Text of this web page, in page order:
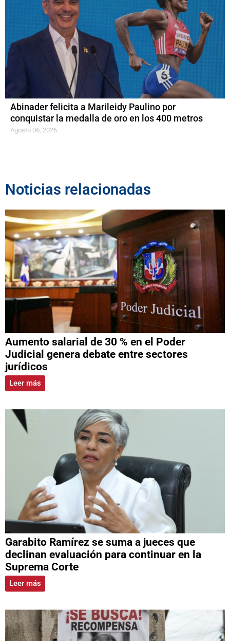
Abinader felicita a Marileidy Paulino por
conquistar la medalla de oro en los 400 metros
Agosto 06, 2026
Noticias relacionadas
Aumento salarial de 30 % en el Poder
Judicial genera debate entre sectores
jurídicos
Leer más
Garabito Ramírez se suma a jueces que
declinan evaluación para continuar en la
Suprema Corte
Leer más